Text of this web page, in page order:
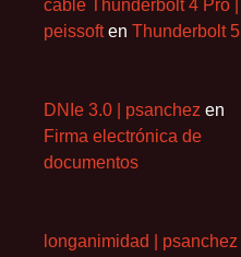
cable Thunderbolt 4 Pro |
peissoften Thunderbolt 5
DNIe 3.0 | psanchez en
Firma electrónica de
documentos
longanimidad | psanchez